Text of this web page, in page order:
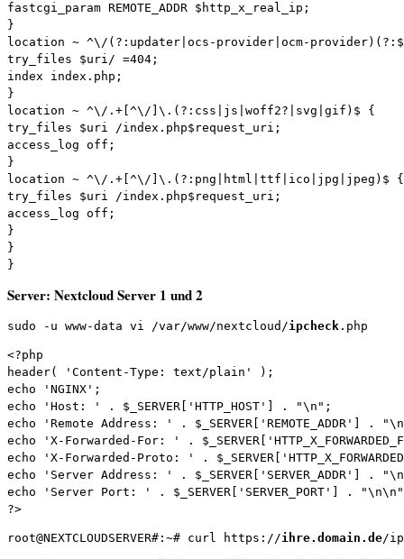
fastcgi_param REMOTE_ADDR $http_x_real_ip;
}
location ~ ^\/(?:updater|ocs-provider|ocm-
try_files $uri/ =404;
index index.php;
}
location ~ ^\/.+[^\/]\.(?:css|js|woff2?|svg|gif)$ {
try_files $uri /index.php$request_uri;
access_log off;
}
location ~ ^\/.+[^\/]\.(?:png|html|ttf|ico|jpg|jpeg)$ {
try_files $uri /index.php$request_uri;
access_log off;
}
}
}
Server: Nextcloud Server 1 und 2
sudo -u www-data vi /var/www/nextcloud/ipcheck .php
<?php
header( 'Content-Type: text/plain' );
echo 'NGINX';
echo 'Host: ' . $_SERVER['HTTP_HOST'] . "\n";
echo 'Remote Address: ' . $_SERVER['REMOTE_ADDR'] .
echo 'X-Forwarded-For: ' .
echo 'X-Forwarded-Proto: ' .
echo 'Server Address: ' . $_SERVER['SERVER_ADDR'] .
echo 'Server Port: ' . $_SERVER['SERVER_PORT'] .
?>
root@NEXTCLOUDSERVER#:~# curl https://ihre.domain.de/